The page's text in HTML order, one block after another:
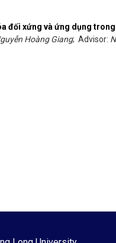
đối xứng và ứng dụng
Hoàng Giang; Advisor: